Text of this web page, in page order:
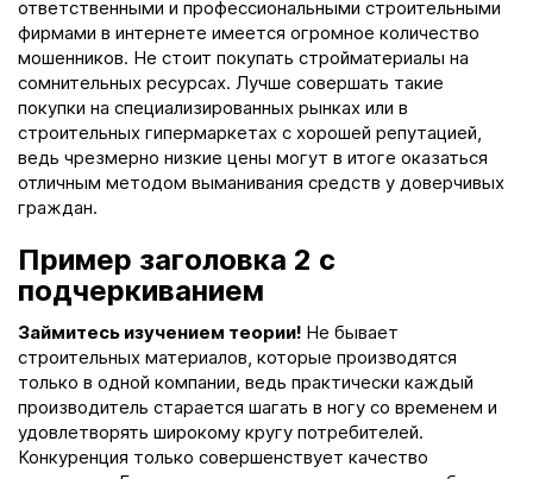
ответственными и профессиональными строительными
фирмами в интернете имеется огромное количество
мошенников. Не стоит покупать стройматериалы на
сомнительных ресурсах. Лучше совершать такие
покупки на специализированных рынках или в
строительных гипермаркетах с хорошей репутацией,
ведь чрезмерно низкие цены могут в итоге оказаться
отличным методом выманивания средств у доверчивых
граждан.
Пример заголовка 2 с
подчеркиванием
Займитесь изучением теории! Не бывает
строительных материалов, которые производятся
только в одной компании, ведь практически каждый
производитель старается шагать в ногу со временем и
удовлетворять широкому кругу потребителей.
Конкуренция только совершенствует качество